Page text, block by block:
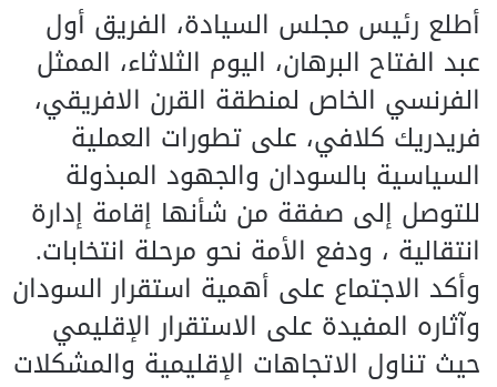
أطلع رئيس مجلس السيادة، الفريق أول
عبد الفتاح البرهان، اليوم الثلاثاء، الممثل
الفرنسي الخاص لمنطقة القرن الافريقي،
فريدريك كلافي، على تطورات العملية
السياسية بالسودان والجهود المبذولة
للتوصل إلى صفقة من شأنها إقامة إدارة
انتقالية ، ودفع الأمة نحو مرحلة انتخابات.
وأكد الاجتماع على أهمية استقرار السودان
وآثاره المفيدة على الاستقرار الإقليمي
حيث تناول الاتجاهات الإقليمية والمشكلات